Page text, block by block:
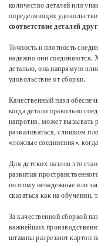
количество деталей или
определяющих
соответствие деталей
Точность и плотность
надежно они соединяются.
деталью, она напрямую
удовольствие от сборки.
Качественный пазл
когда детали правильно
напротив, может вызывать
разваливаться, слишком
«ложные соединения»,
Для детских пазлов это
развития
поэтому ненадежные или
сказаться как на обучении,
За качественной сборкой
важнейших
штампы разрезают картон